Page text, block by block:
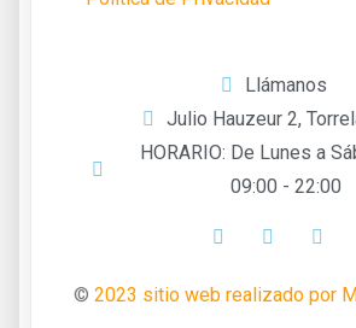
Llámanos
Julio Hauzeur 2,
HORARIO: De Lunes a
09:00 - 22:00
© 2023 sitio web realizado por